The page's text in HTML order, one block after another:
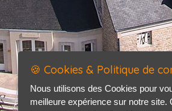
🍪 Cookies & Politique de
Nous utilisons des Cookies pour
meilleure expérience sur notre site.